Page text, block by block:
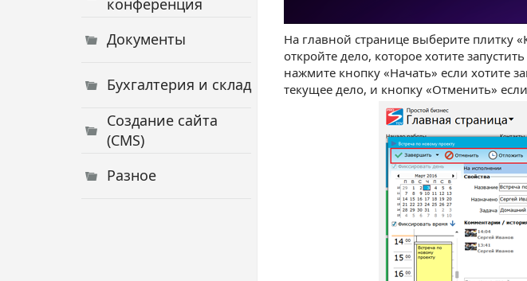
конференция
Документы
Бухгалтерия и склад
Создание сайта
(CMS)
Разное
На главной странице выберите
откройте дело, которое хотите
нажмите кнопку «Начать» если хотите
текущее дело, и кнопку «Отменить»